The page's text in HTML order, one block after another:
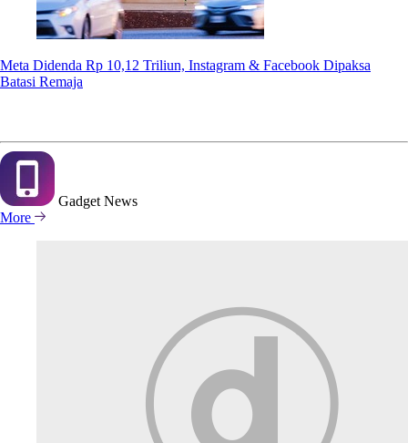
Meta Didenda Rp 10,12 Triliun, Instagram & Facebook Dipaksa
Batasi Remaja
GadgetNews
More